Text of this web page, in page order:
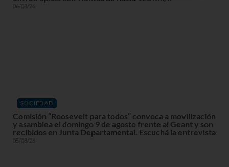
06/08/26
SOCIEDAD
Comisión “Roosevelt para todos” convoca a movilización
y asamblea el domingo 9 de agosto frente al Geant y son
recibidos en Junta Departamental. Escuchá la entrevista
05/08/26